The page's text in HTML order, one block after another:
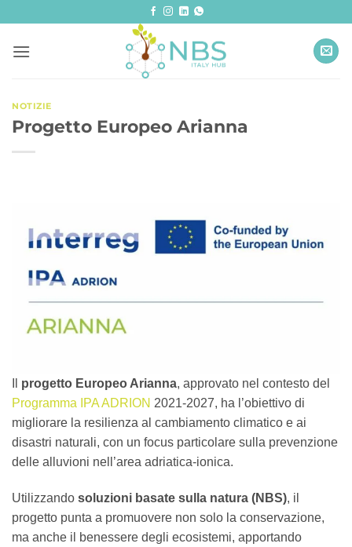
contenuti
NOTIZIE
Progetto Europeo Arianna
progetto Europeo Arianna, approvato nel contesto del
Programma IPA ADRION 2021-2027, ha l’obiettivo di
migliorare la resilienza al cambiamento climatico e ai
disastri naturali, con un focus particolare sulla prevenzione
delle alluvioni nell’area adriatica-ionica.
Utilizzando soluzioni basate sulla natura (NBS), il
progetto punta a promuovere non solo la conservazione,
ma anche il benessere degli ecosistemi, apportando